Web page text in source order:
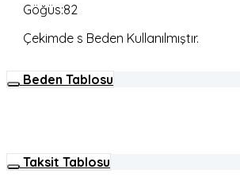
Göğüs:82
Çekimde s Beden Kullanılmıştır.
Beden Tablosu
Taksit Tablosu